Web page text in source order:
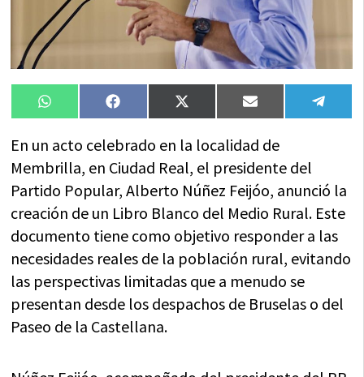
Compartir
en
WhatsAppCompartir
en
FacebookCompartir
en
X
(Twitter)
Compartir
en
Email
en
En un acto celebrado en la localidad de
Membrilla, en Ciudad Real, el presidente del
Partido Popular, Alberto Núñez Feijóo, anunció la
creación de un Libro Blanco del Medio Rural. Este
documento tiene como objetivo responder a las
necesidades reales de la población rural, evitando
las perspectivas limitadas que a menudo se
presentan desde los despachos de Bruselas o del
Paseo de la Castellana.